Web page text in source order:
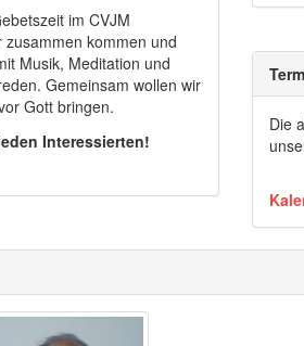
im CVJM
kommen und
Musik, Meditation und
Gemeinsam wollen wir
Gott bringen.
Interessierten!
Die